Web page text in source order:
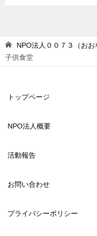
NPO法人００７３（おお
子供食堂
トップページ
NPO法人概要
活動報告
お問い合わせ
プライバシーポリシー